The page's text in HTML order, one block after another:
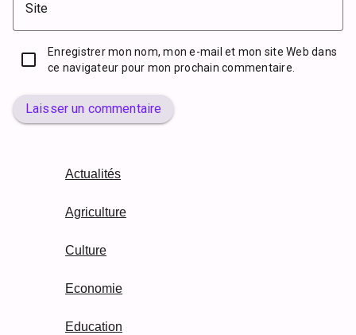
Site
Enregistrer mon nom, mon e-mail et mon site Web dans
ce navigateur pour mon prochain commentaire.
Laisser un commentaire
Actualités
Agriculture
Culture
Economie
Education